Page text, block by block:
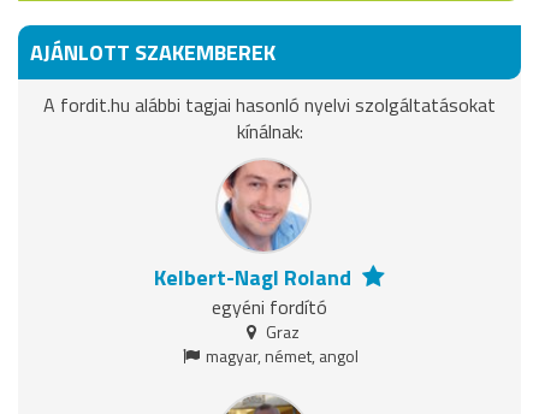
AJÁNLOTT SZAKEMBEREK
A fordit.hu alábbi tagjai hasonló nyelvi szolgáltatásokat
kínálnak:
Kelbert-Nagl Roland
egyéni fordító
Graz
magyar, német, angol